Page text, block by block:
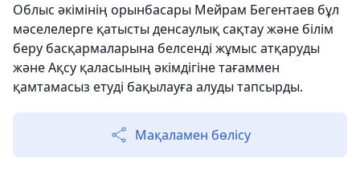
Облыс әкімінің орынбасары Мейрам Бегентаев бұл
мәселелерге қатысты денсаулық сақтау және білім
беру басқармаларына белсенді жұмыс атқаруды
және Ақсу қаласының әкімдігіне тағаммен
қамтамасыз етуді бақылауға алуды тапсырды.
Мақаламен бөлісу